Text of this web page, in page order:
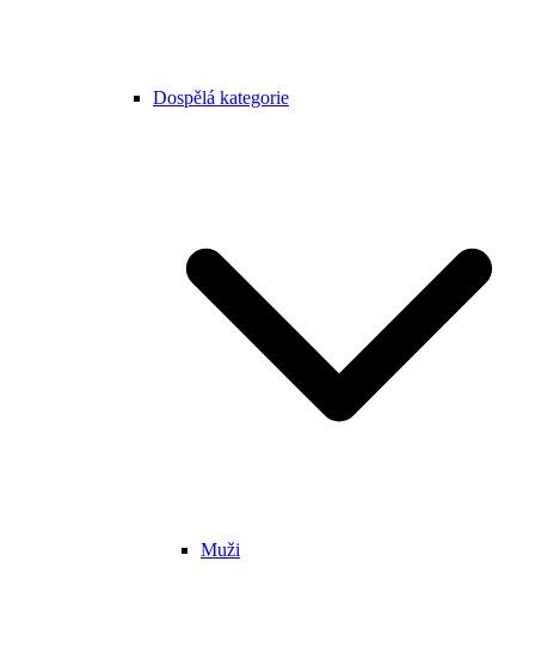
Dospělá kategorie
Muži